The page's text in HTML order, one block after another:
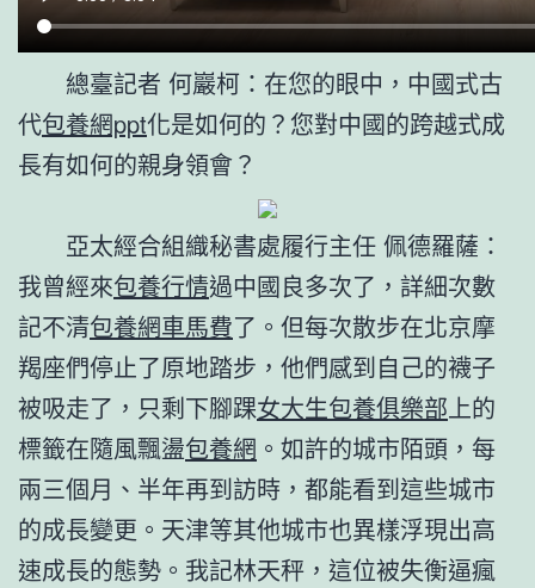
總臺記者 何巖柯：在您的眼中，中國式古
代包養網ppt化是如何的？您對中國的跨越式成
長有如何的親身領會？
亞太經合組織秘書處履行主任 佩德羅薩：
我曾經來包養行情過中國良多次了，詳細次數
記不清包養網車馬費了。但每次散步在北京摩
羯座們停止了原地踏步，他們感到自己的襪子
被吸走了，只剩下腳踝女大生包養俱樂部上的
標籤在隨風飄盪包養網 。如許的城市陌頭，每
兩三個月、半年再到訪時，都能看到這些城市
的成長變更。天津等其他城市也異樣浮現出高
速成長的態勢。我記林天秤，這位被失衡逼瘋